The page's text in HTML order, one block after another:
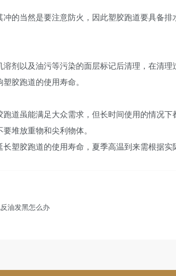
冲的当然是要注意防火，因此塑胶跑道要具备
溶剂以及油污等污染的面层标记后清理，在清
胶跑道的使用寿命。
道虽能满足大众需求，但长时间使用的情况
堆放重物和尖利物体。
塑胶跑道的使用寿命，夏季高温到来需根据
油发黑怎么办